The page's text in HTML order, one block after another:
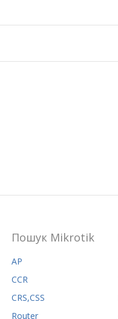
Пошук Mikrotik
AP
CCR
CRS,CSS
Router